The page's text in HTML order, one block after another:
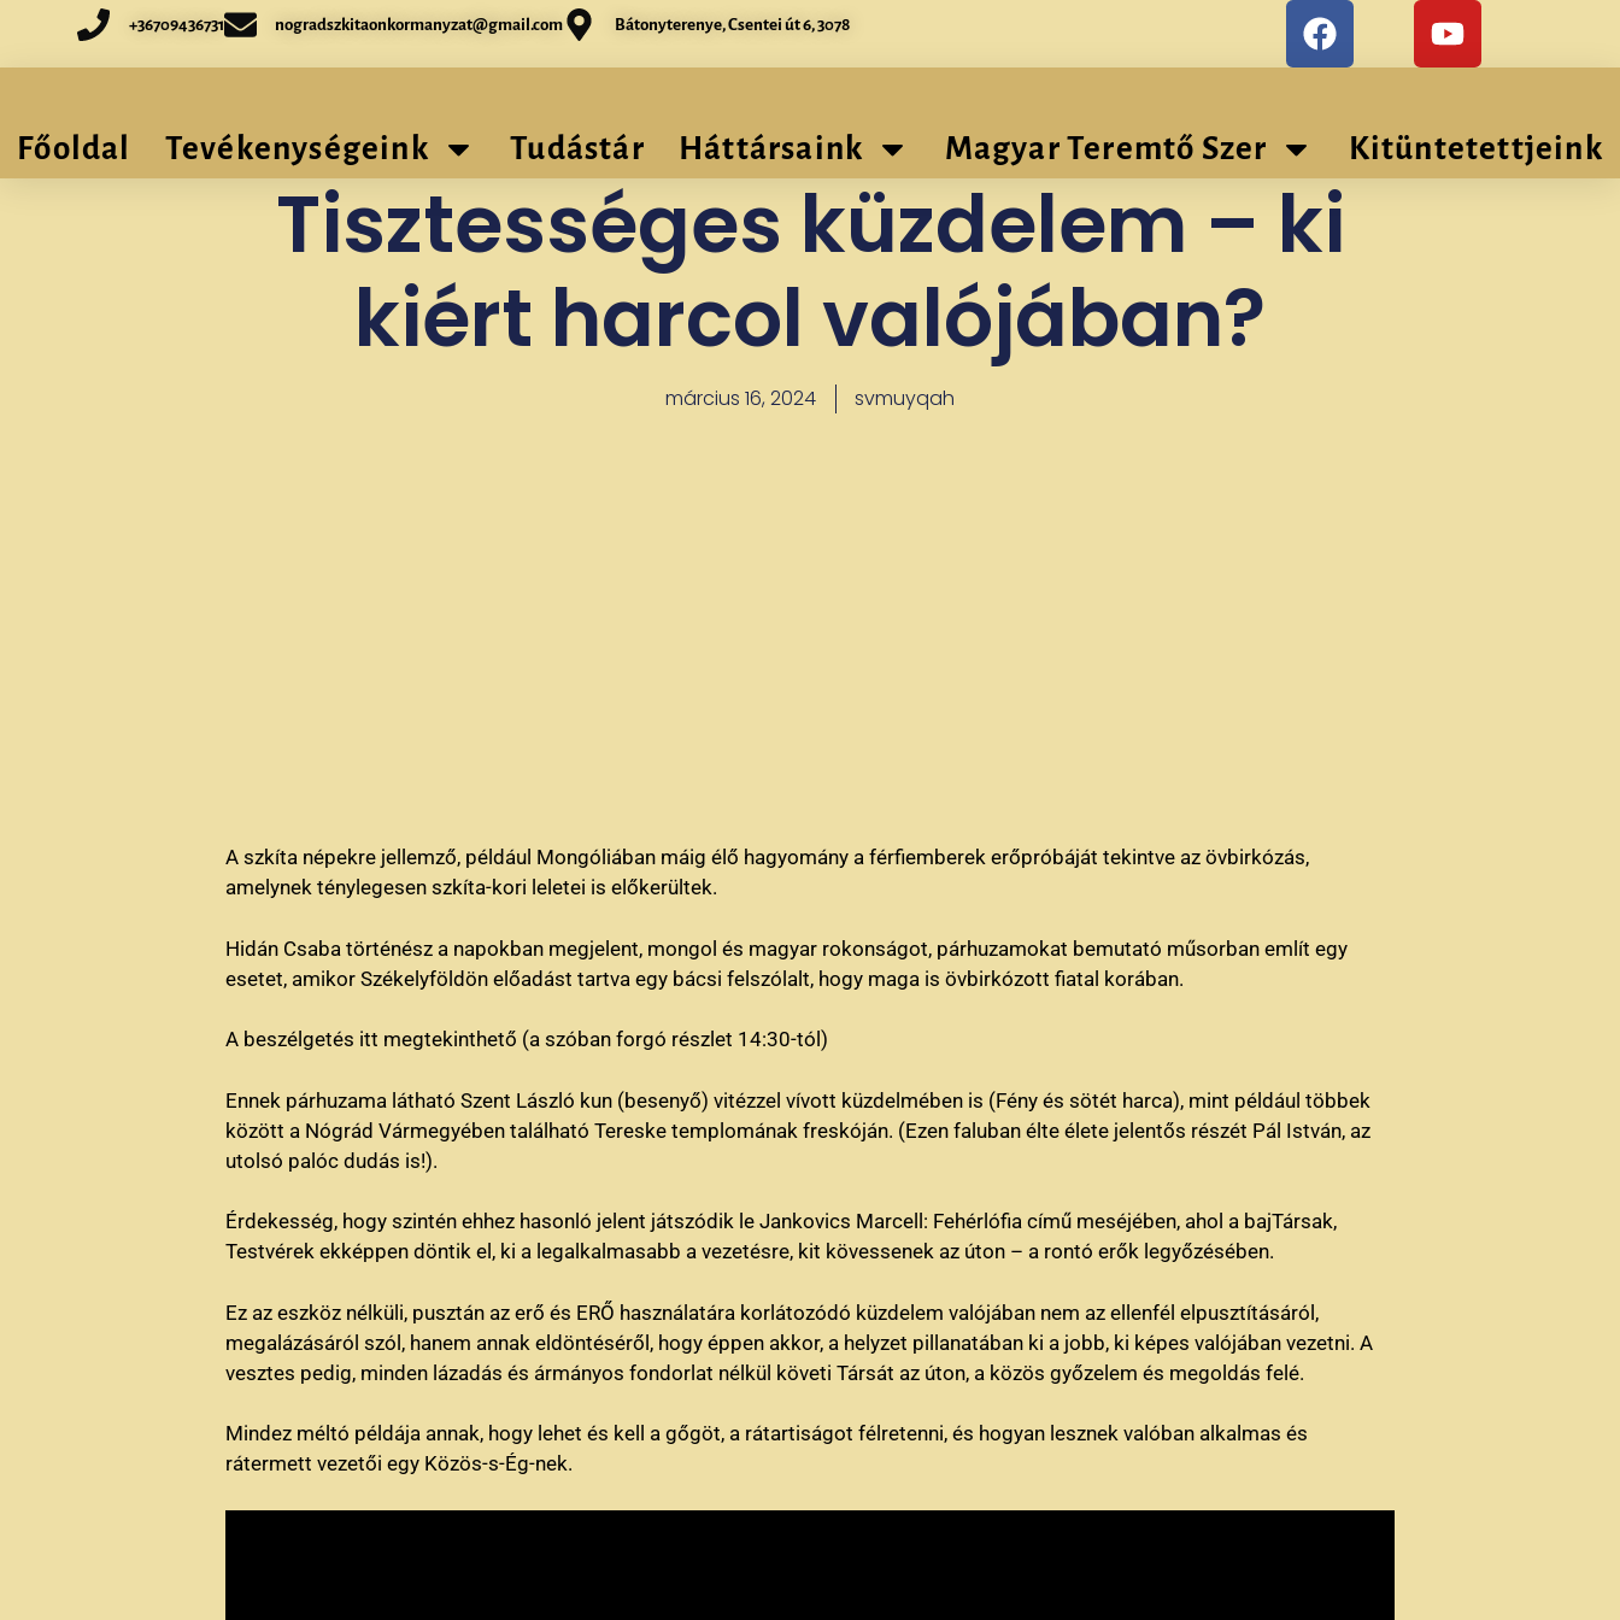
+36709436731 nogradszkitaonkormanyzat@gmail.com Bátonyterenye, Csentei út 6, 3078
Főoldal Tevékenységeink Tudástár Háttársaink Magyar Teremtő Szer Kitüntetettjeink
Tisztességes küzdelem – ki
kiért harcol valójában?
március 16, 2024 svmuyqah
A szkíta népekre jellemző, például Mongóliában máig élő hagyomány a férfiemberek erőpróbáját tekintve az övbirkózás,
amelynek ténylegesen szkíta-kori leletei is előkerültek.
Hidán Csaba történész a napokban megjelent, mongol és magyar rokonságot, párhuzamokat bemutató műsorban említ egy
esetet, amikor Székelyföldön előadást tartva egy bácsi felszólalt, hogy maga is övbirkózott fiatal korában.
A beszélgetés itt megtekinthető (a szóban forgó részlet 14:30-tól)
Ennek párhuzama látható Szent László kun (besenyő) vitézzel vívott küzdelmében is (Fény és sötét harca), mint például többek
között a Nógrád Vármegyében található Tereske templomának freskóján. (Ezen faluban élte élete jelentős részét Pál István, az
utolsó palóc dudás is!).
Érdekesség, hogy szintén ehhez hasonló jelent játszódik le Jankovics Marcell: Fehérlófia című meséjében, ahol a bajTársak,
Testvérek ekképpen döntik el, ki a legalkalmasabb a vezetésre, kit kövessenek az úton – a rontó erők legyőzésében.
Ez az eszköz nélküli, pusztán az erő és ERŐ használatára korlátozódó küzdelem valójában nem az ellenfél elpusztításáról,
megalázásáról szól, hanem annak eldöntéséről, hogy éppen akkor, a helyzet pillanatában ki a jobb, ki képes valójában vezetni. A
vesztes pedig, minden lázadás és ármányos fondorlat nélkül követi Társát az úton, a közös győzelem és megoldás felé.
Mindez méltó példája annak, hogy lehet és kell a gőgöt, a rátartiságot félretenni, és hogyan lesznek valóban alkalmas és
rátermett vezetői egy Közös-s-Ég-nek.